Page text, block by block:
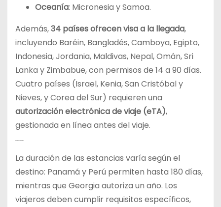
Oceanía: Micronesia y Samoa.
Además,34 países ofrecen visa a la llegada,
incluyendo Baréin, Bangladés, Camboya, Egipto,
Indonesia, Jordania, Maldivas, Nepal, Omán, Sri
Lanka y Zimbabue, con permisos de 14 a 90 días.
Cuatro países (Israel, Kenia, San Cristóbal y
Nieves, y Corea del Sur) requieren una
autorización electrónica de viaje (eTA),
gestionada en línea antes del viaje.
La duración de las estancias varía según el
destino: Panamá y Perú permiten hasta 180 días,
mientras que Georgia autoriza un año. Los
viajeros deben cumplir requisitos específicos,